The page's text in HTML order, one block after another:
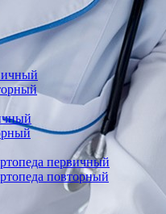
первичный
повторный